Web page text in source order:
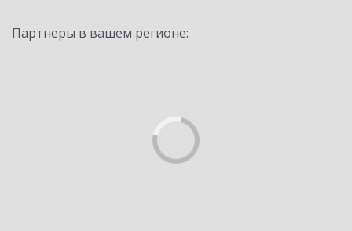
Партнеры в вашем регионе: